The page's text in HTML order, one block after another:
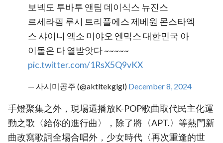
보넥도 투바투 앤팀 데이식스 뉴진스
르세라핌 루시 트리플에스 제베원 몬스타엑
스 샤이니 엑소 미야오 엔믹스 대한민국 아
이돌은 다 열받앗다 ~~~~~
pic.twitter.com/1RsX5Q9vKX
— 사시미공주 (@aktltekglgl) December 8, 2024
手燈聚集之外，現場還播放K-POP歌曲取代民主化運
動之歌〈給你的進行曲〉，除了將〈APT.〉等熱門新
曲改寫歌詞全場合唱外，少女時代〈再次重逢的世